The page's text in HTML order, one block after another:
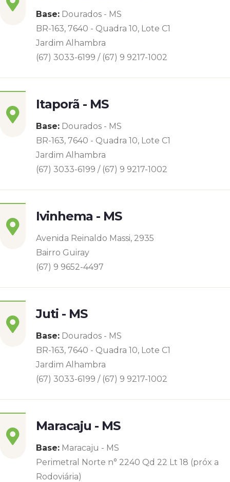
Base: Dourados - MS
BR-163, 7640 - Quadra 10, Lote C1
Jardim Alhambra
(67) 3033-6199 / (67) 9 9217-1002
Itaporã - MS
Base: Dourados - MS
BR-163, 7640 - Quadra 10, Lote C1
Jardim Alhambra
(67) 3033-6199 / (67) 9 9217-1002
Ivinhema - MS
Avenida Reinaldo Massi, 2935
Bairro Guiray
(67) 9 9652-4497
Juti - MS
Base: Dourados - MS
BR-163, 7640 - Quadra 10, Lote C1
Jardim Alhambra
(67) 3033-6199 / (67) 9 9217-1002
Maracaju - MS
Base: Maracaju - MS
Perimetral Norte n° 2240 Qd 22 Lt 18 (próx a
Rodoviária)